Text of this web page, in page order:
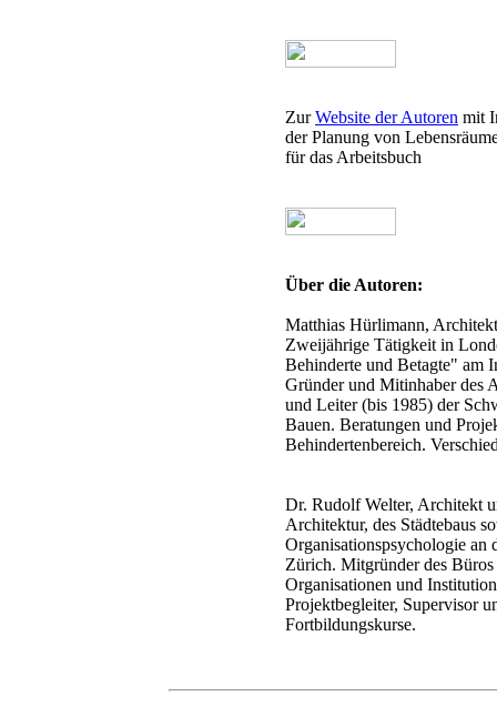
ZurWebsite der Autoren mit
der Planung von
für das Arbeitsbuch
Über die Autoren:
Matthias Hürlimann,
Zweijährige Tätigkeit in
Behinderte und Betagte" am
Gründer und Mitinhaber des
und Leiter (bis 1985) der
Bauen. Beratungen und
Behindertenbereich.
Dr. Rudolf Welter, Architekt
Architektur, des Städtebaus
Organisationspsychologie
Zürich. Mitgründer des
Organisationen und
Projektbegleiter, Supervisor
Fortbildungskurse.